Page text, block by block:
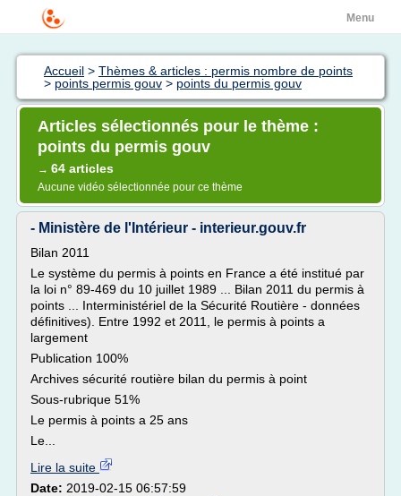
Menu
Accueil > Thèmes & articles : permis nombre de points
> points permis gouv > points du permis gouv
Articles sélectionnés pour le thème :
points du permis gouv
→ 64 articles
Aucune vidéo sélectionnée pour ce thème
- Ministère de l'Intérieur - interieur.gouv.fr
Bilan 2011
Le système du permis à points en France a été institué par
la loi n° 89-469 du 10 juillet 1989 ... Bilan 2011 du permis à
points ... Interministériel de la Sécurité Routière - données
définitives). Entre 1992 et 2011, le permis à points a
largement
Publication 100%
Archives sécurité routière bilan du permis à point
Sous-rubrique 51%
Le permis à points a 25 ans
Le...
Lire la suite
Date: 2019-02-15 06:57:59